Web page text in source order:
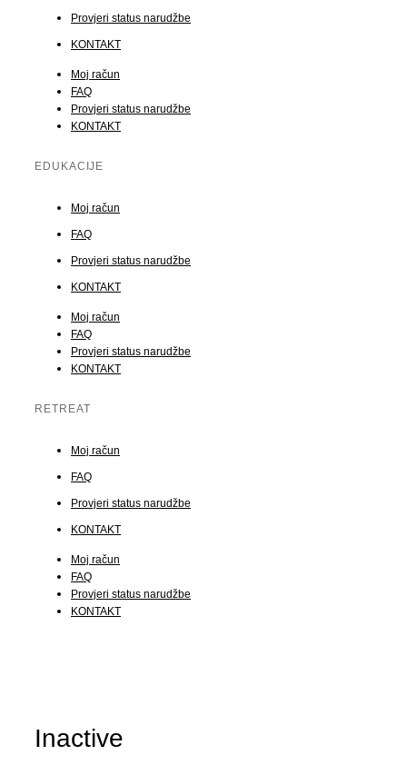
Provjeri status narudžbe
KONTAKT
Moj račun
FAQ
Provjeri status narudžbe
KONTAKT
EDUKACIJE
Moj račun
FAQ
Provjeri status narudžbe
KONTAKT
Moj račun
FAQ
Provjeri status narudžbe
KONTAKT
RETREAT
Moj račun
FAQ
Provjeri status narudžbe
KONTAKT
Moj račun
FAQ
Provjeri status narudžbe
KONTAKT
Inactive